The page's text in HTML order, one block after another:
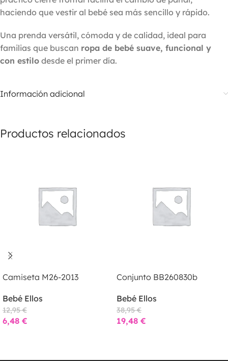
haciendo que vestir al bebé sea más sencillo y rápido.
Una prenda versátil, cómoda y de calidad, ideal para
familias que buscan ropa de bebé suave, funcional y
con estilo desde el primer día.
Información adicional
Productos relacionados
Camiseta M26-2013
Bebé Ellos
12,95€
6,48 €
Conjunto BB260830b
Bebé Ellos
38,95€
19,48 €